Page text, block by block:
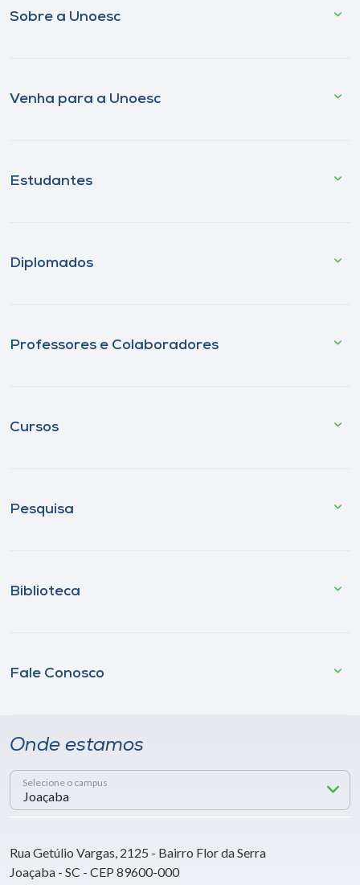
Sobre a Unoesc
Venha para a Unoesc
Estudantes
Diplomados
Professores e Colaboradores
Cursos
Pesquisa
Biblioteca
Fale Conosco
Onde estamos
Selecione o campus
Rua Getúlio Vargas, 2125 - Bairro Flor da Serra
Joaçaba - SC - CEP 89600-000